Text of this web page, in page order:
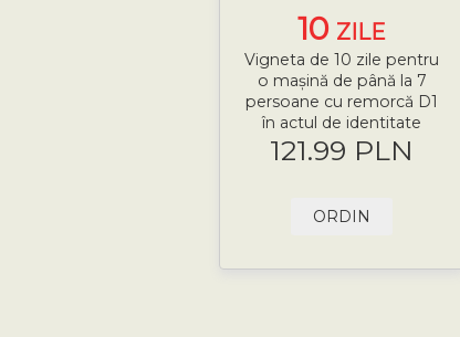
10 ZILE
Vigneta de 10 zile pentru
o mașină de până la 7
persoane cu remorcă D1
în actul de identitate
121.99 PLN
ORDIN